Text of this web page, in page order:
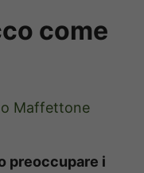
come
Maffettone
preoccupare i